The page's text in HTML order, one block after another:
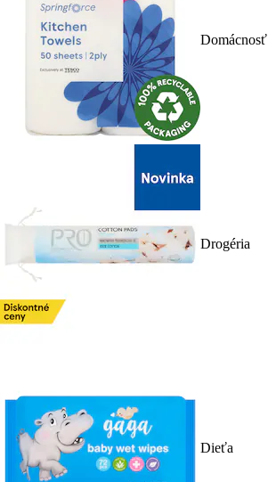
Domácnosť
Drogéria
Dieťa